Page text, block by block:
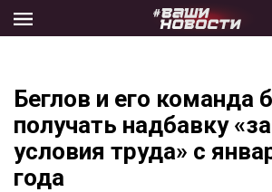
the
Беглов и его команда
получать надбавку
условия труда» с
года